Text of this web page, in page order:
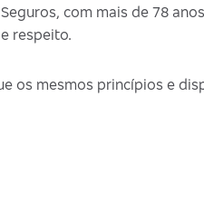
com mais de 78
respeito.
os mesmos princípios e